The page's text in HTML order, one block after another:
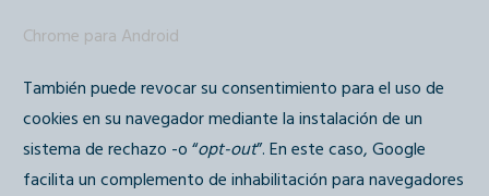
Chrome para Android
También puede revocar su consentimiento para el uso de
cookies en su navegador mediante la instalación de un
sistema de rechazo -o “opt-out”. En este caso, Google
facilita un complemento de inhabilitación para navegadores